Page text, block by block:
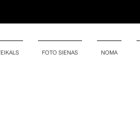
FOTO SIENAS NOMA